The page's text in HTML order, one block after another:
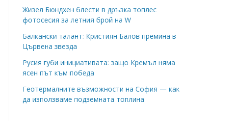
Жизел Бюндхен блести в дръзка топлес
фотосесия за летния брой на W
Балкански талант: Кристиян Балов премина в
Цървена звезда
Русия губи инициативата: защо Кремъл няма
ясен път към победа
Геотермалните възможности на София — как
да използваме подземната топлина